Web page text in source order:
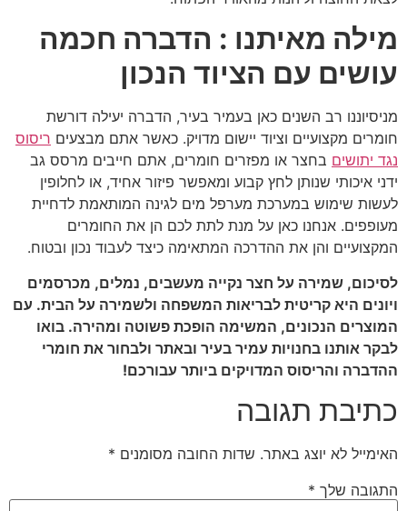
מילה מאיתנו : הדברה חכמה
עושים עם הציוד הנכון
מניסיוננו רב השנים כאן בעמיר בעיר, הדברה יעילה דורשת
חומרים מקצועיים וציוד יישום מדויק. כאשר אתם מבצעים ריסוס
נגד יתושים בחצר או מפזרים חומרים, אתם חייבים מרסס גב
ידני איכותי שנותן לחץ קבוע ומאפשר פיזור אחיד, או לחלופין
לעשות שימוש במערכת מערפל מים לגינה המותאמת לדחיית
מעופפים. אנחנו כאן על מנת לתת לכם הן את החומרים
המקצועיים והן את ההדרכה המתאימה כיצד לעבוד נכון ובטוח.
לסיכום, שמירה על חצר נקייה מעשבים, נמלים, מכרסמים
ויונים היא קריטית לבריאות המשפחה ולשמירה על הבית. עם
המוצרים הנכונים, המשימה הופכת פשוטה ומהירה. בואו
לבקר אותנו בחנויות עמיר בעיר ובאתר ולבחור את חומרי
ההדברה והריסוס המדויקים ביותר עבורכם!
כתיבת תגובה
האימייל לא יוצג באתר. שדות החובה מסומנים *
התגובה שלך *